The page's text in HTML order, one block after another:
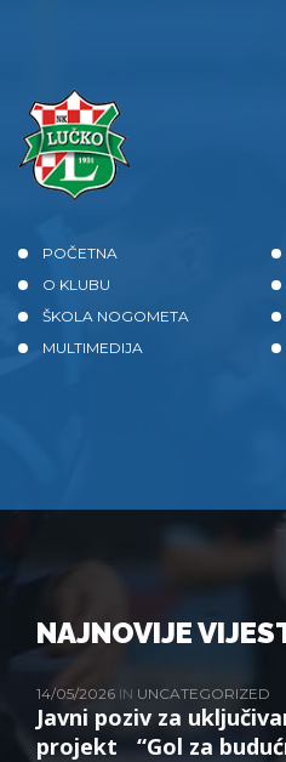
POČETNA
O KLUBU
ŠKOLA NOGOMETA
MULTIMEDIJA
NAJNOVIJE
14/05/2026 IN UNCATEGORIZED
Javni poziv za
projekt “Gol za